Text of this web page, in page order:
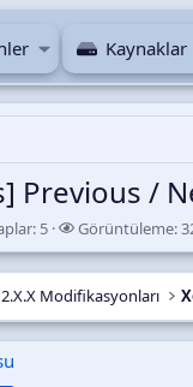
Kaynaklar
Previous /
C
e
v
a
5 Görüntüleme:G
ö
r
ü
Modifikasyonları